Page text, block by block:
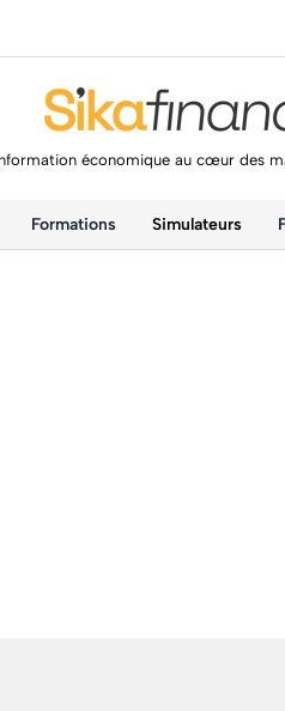
économique au cœur des
Formations Simulateurs